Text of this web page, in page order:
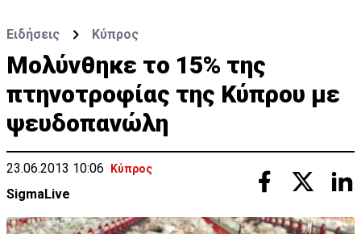
Ειδήσεις Κύπρος
Μολύνθηκε το 15% της
πτηνοτροφίας της Κύπρου με
ψευδοπανώλη
23.06.2013 10:06 Κύπρος
SigmaLive